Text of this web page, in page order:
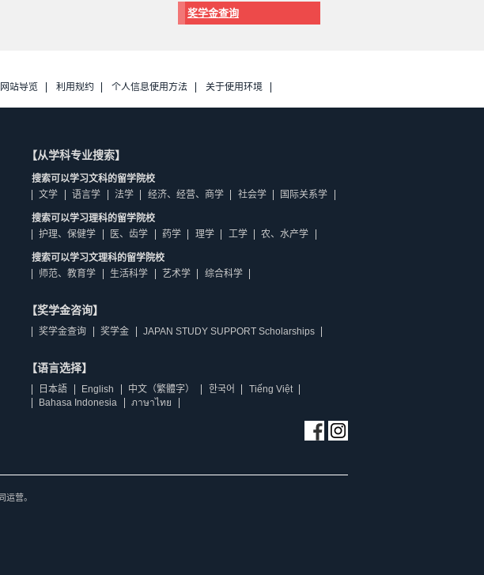
奖学金查询
网站导览 利用规约 个人信息使用方法 关于使用环境
【从学科专业搜索】
搜索可以学习文科的留学院校
文学
语言学 法学 经济、经营、商学 社会学 国际关系学
搜索可以学习理科的留学院校
护理、保健学
医、齿学 药学 理学 工学 农、水产学
搜索可以学习文理科的留学院校
师范、教育学
生活科学 艺术学 综合科学
【奖学金咨询】
奖学金查询 奖学金 JAPAN STUDY SUPPORT Scholarships
【语言选择】
日本語 English 中文（繁體字） 한국어
Tiếng Việt
Bahasa Indonesia
ภาษาไทย
运营。